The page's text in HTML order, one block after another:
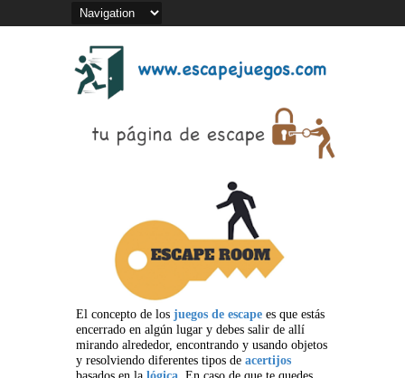
El concepto de los juegos de escape es que estás
encerrado en algún lugar y debes salir de allí
mirando alrededor, encontrando y usando objetos
y resolviendo diferentes tipos de acertijos